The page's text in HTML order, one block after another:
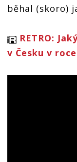
běhal (skoro)
RETRO:
v Česku v roce